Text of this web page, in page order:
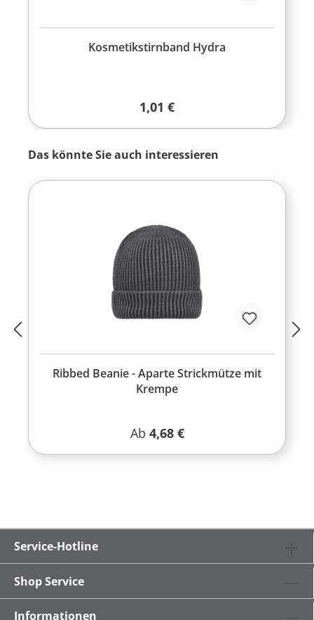
Kosmetikstirnband Hydra
Regulärer Preis:
1,01 €
Produktgalerie überspringen
Das könnte Sie auch interessieren
Ribbed Beanie - Aparte Strickmütze mit
Krempe
Regulärer Preis:
Ab 4,68 €
Service-Hotline
Shop Service
Informationen